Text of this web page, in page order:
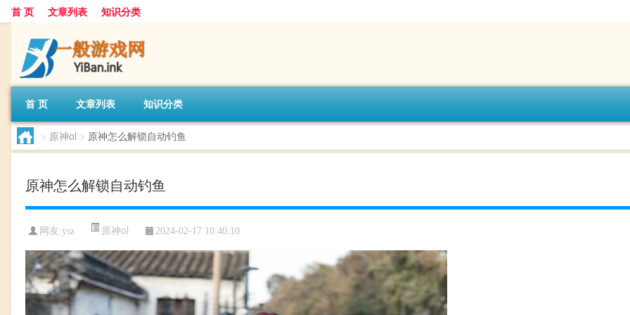
首 页 文章列表 知识分类
首 页 文章列表 知识分类
> 原神ol > 原神怎么解锁自动钓鱼
原神怎么解锁自动钓鱼
网友:ysz 原神ol 2024-02-17 10:40:10